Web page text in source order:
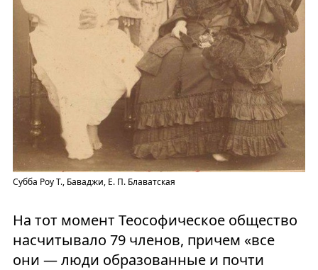
Субба Роу Т., Баваджи, Е. П. Блаватская
На тот момент Теософическое общество
насчитывало 79 членов, причем «все
они — люди образованные и почти